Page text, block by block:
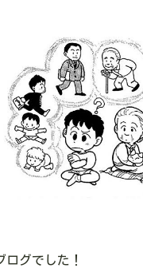
グでした！